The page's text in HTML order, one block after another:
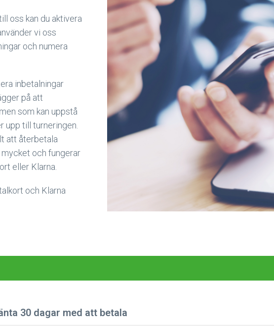
oss kan du aktivera
vi oss
och numera
inbetalningar
på att
som kan uppstå
upp till turneringen.
att återbetala
mycket och fungerar
eller Klarna.
och Klarna
30 dagar med att betala